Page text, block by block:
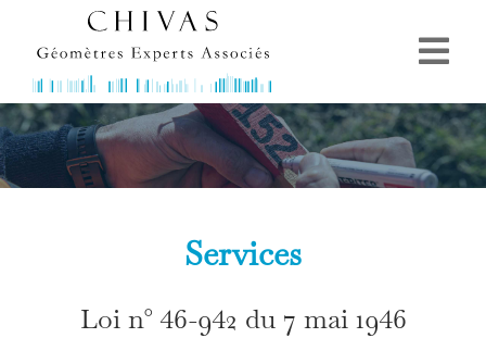
contenu
ACCUEIL
PRÉSENTATION
Services
Loi n° 46-942 du 7 mai 1946